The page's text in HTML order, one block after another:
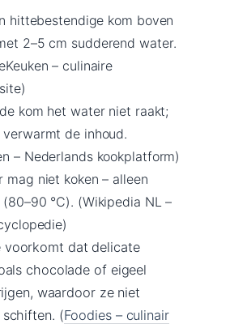
hittebestendige kom boven
2–5 cm sudderend water.
– culinaire
kom het water niet raakt;
de inhoud.
– Nederlands kookplatform)
mag niet koken – alleen
°C). (Wikipedia NL –
voorkomt dat delicate
chocolade of eigeel
waardoor ze niet
(Foodies – culinair